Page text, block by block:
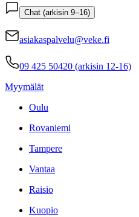
Chat (arkisin 9–16)
asiakaspalvelu@veke.fi
09 425 50420 (arkisin 12-16)
Myymälät
Oulu
Rovaniemi
Tampere
Vantaa
Raisio
Kuopio